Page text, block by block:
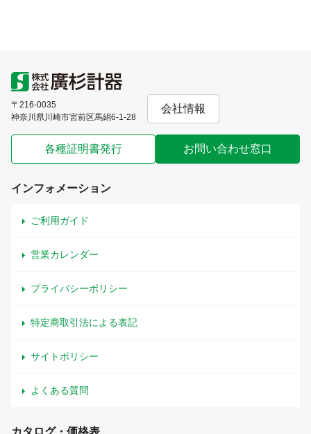
〒216-0035
神奈川県川崎市宮前区馬絹6-1-28
会社情報
各種証明書発行 お問い合わせ窓口
インフォメーション
ご利用ガイド
営業カレンダー
プライバシーポリシー
特定商取引法による表記
サイトポリシー
よくある質問